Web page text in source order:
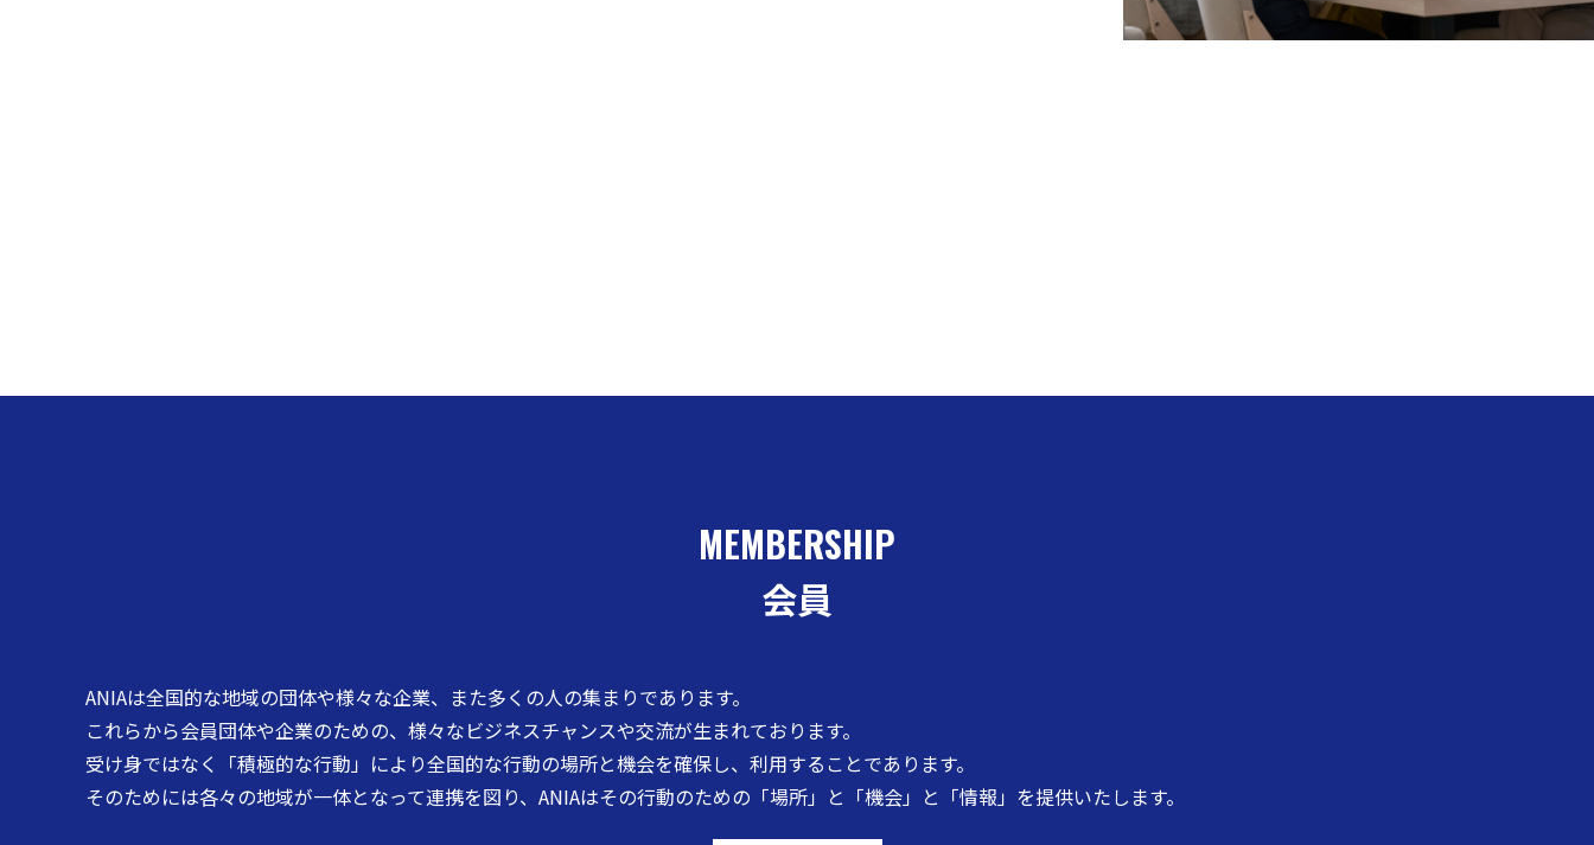
会員
MEMBERSHIP
ANIAは全国的な地域の団体や様々な企業、また多くの人の集まりであります。
これらから会員団体や企業のための、様々なビジネスチャンスや交流が生まれております。
受け身ではなく「積極的な行動」により全国的な行動の場所と機会を確保し、利用することであります。
そのためには各々の地域が一体となって連携を図り、ANIAはその行動のための「場所」と「機会」と「情報」を提供いたします。